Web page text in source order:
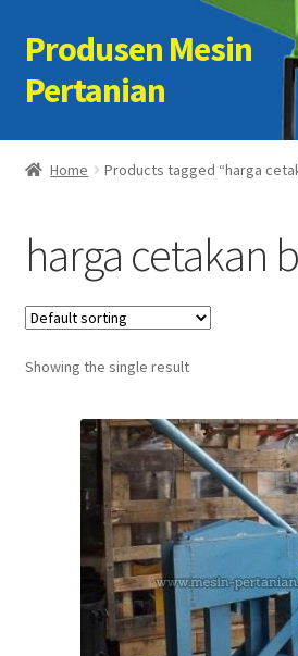
Skip
to
navigation
Skip
to
content
Produsen Mesin
Pertanian
Home
Cart
Checkout
Kontak Kami
My account
Sample Page
Home Products tagged “harga
harga cetakan
Showing the single result